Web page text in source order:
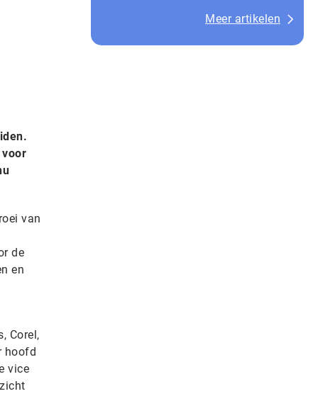
van
de
en
Corel,
hoofd
vice
Meer artikelen